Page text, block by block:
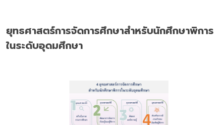
ยุทธศาสตร์การจัดการศึกษาสำหรับนักศึกษาพิการ
ในระดับอุดมศึกษา